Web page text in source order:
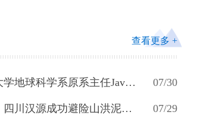
查看更多 +
地球科学系原系主任Javed
07/30
川汉源成功避险山洪泥石
07/29